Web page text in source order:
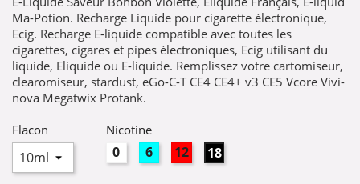
Ma-Potion. Recharge Liquide pour cigarette électronique,
Ecig. Recharge E-liquide compatible avec toutes les
cigarettes, cigares et pipes électroniques, Ecig utilisant du
liquide, Eliquide ou E-liquide. Remplissez votre cartomiseur,
clearomiseur, stardust, eGo-C-T CE4 CE4+ v3 CE5 Vcore Vivi-
nova Megatwix Protank.
Flacon
Nicotine
0mg 6mg 12mg 18mg